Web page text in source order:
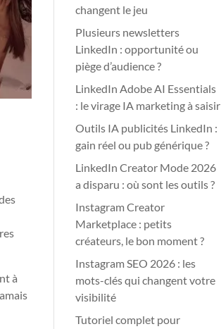
à
changent le jeu
Plusieurs newsletters
LinkedIn : opportunité ou
piège d’audience ?
LinkedIn Adobe AI Essentials
: le virage IA marketing à saisir
Outils IA publicités LinkedIn :
gain réel ou pub générique ?
LinkedIn Creator Mode 2026
a disparu : où sont les outils ?
Instagram Creator
Marketplace : petits
créateurs, le bon moment ?
Instagram SEO 2026 : les
mots-clés qui changent votre
visibilité
Tutoriel complet pour